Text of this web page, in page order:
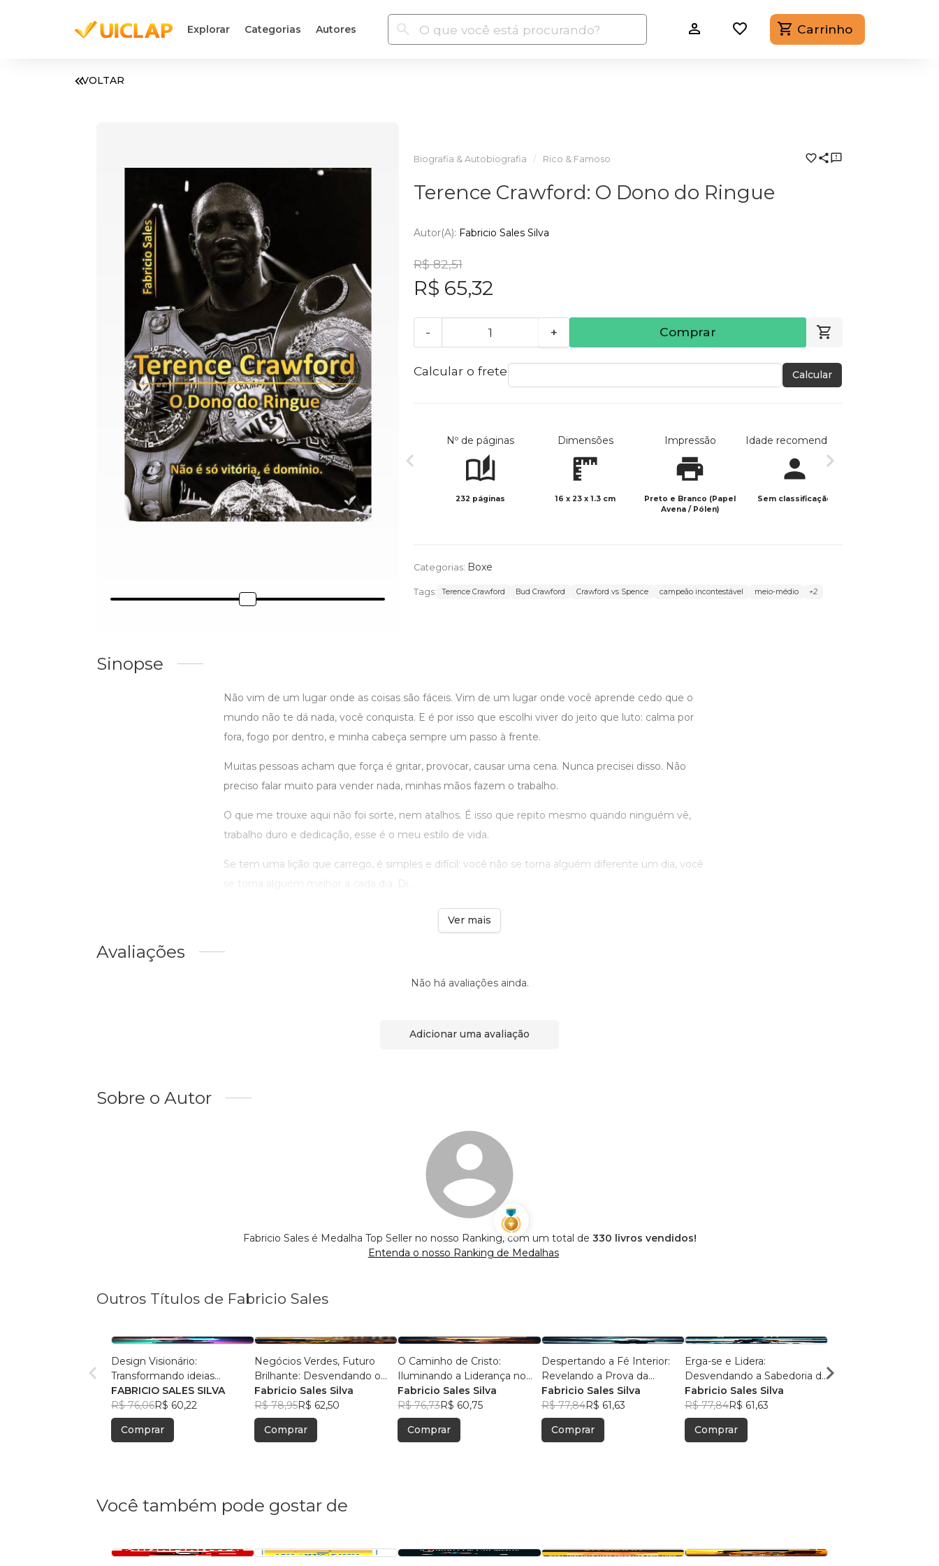
Explorar Categorias Autores Carrinho
VOLTAR
Biografia & Autobiografia Rico & Famoso
Terence Crawford: O Dono do Ringue
Autor(a): Fabricio Sales Silva
R$ 82,51
R$ 65,32
- + Comprar
Calcular o frete Calcular
Nº de páginas
232 páginas
Dimensões
16 x 23 x 1.3 cm
Impressão
Preto e Branco (Papel
Avena / Pólen)
Idade recomendada
Sem classificação
Categorias: Boxe
Tags: Terence Crawford Bud Crawford Crawford vs Spence campeão incontestável meio-médio +2
Sinopse
Não vim de um lugar onde as coisas são fáceis. Vim de um lugar onde você aprende cedo que o
mundo não te dá nada, você conquista. E é por isso que escolhi viver do jeito que luto: calma por
fora, fogo por dentro, e minha cabeça sempre um passo à frente.
Muitas pessoas acham que força é gritar, provocar, causar uma cena. Nunca precisei disso. Não
preciso falar muito para vender nada, minhas mãos fazem o trabalho.
O que me trouxe aqui não foi sorte, nem atalhos. É isso que repito mesmo quando ninguém vê,
trabalho duro e dedicação, esse é o meu estilo de vida.
Se tem uma lição que carrego, é simples e difícil: você não se torna alguém diferente um dia, você
se torna alguém melhor a cada dia. Di ...
Ver mais
Avaliações
Não há avaliações ainda.
Adicionar uma avaliação
Sobre o Autor
Fabricio Sales é Medalha Top Seller no nosso Ranking, com um total de 330 livros vendidos!
Entenda o nosso Ranking de Medalhas
Outros Títulos de Fabricio Sales
Design Visionário:
Transformando ideias
comuns em negócios
extraordinários
FABRICIO SALES SILVA
R$ 76,06R$ 60,22
Comprar
Negócios Verdes, Futuro
Brilhante: Desvendando o
Potencial Sustentável
Fabricio Sales Silva
R$ 78,95R$ 62,50
Comprar
O Caminho de Cristo:
Iluminando a Liderança no
Mundo Moderno
Fabricio Sales Silva
R$ 76,73R$ 60,75
Comprar
Despertando a Fé Interior:
Revelando a Prova da
Existência de Deus
Fabricio Sales Silva
R$ 77,84R$ 61,63
Comprar
Erga-se e Lidera:
Desvendando a Sabedoria do
Sucesso
Fabricio Sales Silva
R$ 77,84R$ 61,63
Comprar
Princípio ao Fim do Livro ao
Você também pode gostar de